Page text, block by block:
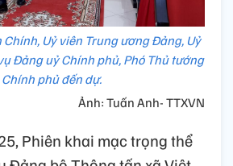
Uỷ viên Trung ương Đảng, Uỷ
Đảng uỷ Chính phủ, Phó Thủ tướng
Chính phủ đến dự.
Ảnh: Tuấn Anh- TTXVN
Phiên khai mạc trọng thể